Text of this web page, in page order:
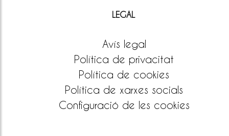
LEGAL
Avís legal
Política de privacitat
Política de cookies
Política de xarxes socials
Configuració de les cookies